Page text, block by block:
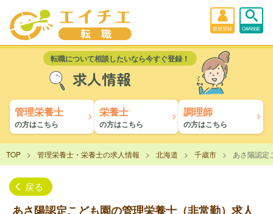
新規登録 Q&A検索
転職について相談したいなら今すぐ登録！
求人情報
管理栄養士
の方はこちら
栄養士
の方はこちら
調理師
の方はこちら
TOP 管理栄養士・栄養士の求人情報 北海道 千歳市 あさ陽認定
戻る
あさ陽認定こども園の管理栄養士（非常勤）求人